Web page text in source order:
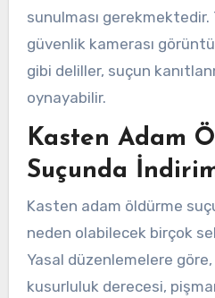
sunulması gerekmektedir.
güvenlik kamerası
gibi deliller, suçun
oynayabilir.
Kasten Adam
Suçunda
Kasten adam öldürme
neden olabilecek birçok
Yasal düzenlemelere
kusurluluk derecesi,